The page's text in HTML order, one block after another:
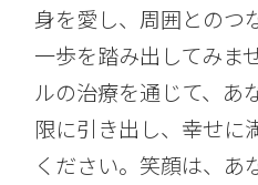
身を愛し、周囲とのつ
一歩を踏み出してみま
ルの治療を通じて、あ
限に引き出し、幸せに
ください。笑顔は、あ